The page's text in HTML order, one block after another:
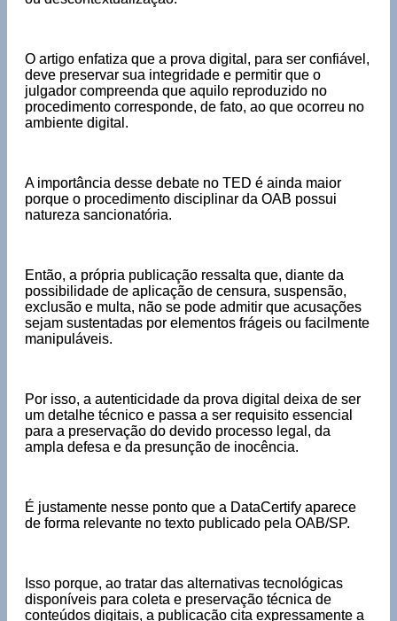
O artigo enfatiza que a prova digital, para ser confiável,
deve preservar sua integridade e permitir que o
julgador compreenda que aquilo reproduzido no
procedimento corresponde, de fato, ao que ocorreu no
ambiente digital.
A importância desse debate no TED é ainda maior
porque o procedimento disciplinar da OAB possui
natureza sancionatória.
Então, a própria publicação ressalta que, diante da
possibilidade de aplicação de censura, suspensão,
exclusão e multa, não se pode admitir que acusações
sejam sustentadas por elementos frágeis ou facilmente
manipuláveis.
Por isso, a autenticidade da prova digital deixa de ser
um detalhe técnico e passa a ser requisito essencial
para a preservação do devido processo legal, da
ampla defesa e da presunção de inocência.
É justamente nesse ponto que a DataCertify aparece
de forma relevante no texto publicado pela OAB/SP.
Isso porque, ao tratar das alternativas tecnológicas
disponíveis para coleta e preservação técnica de
conteúdos digitais, a publicação cita expressamente a